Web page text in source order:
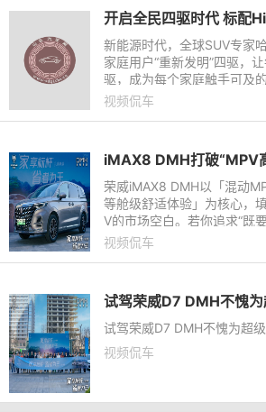
新能源时代，全球SUV专家
家庭用户“重新发明”四驱，
驱，成为每个家庭触手可及
弗品牌开启了“欢迎来到全民
视频侃车
荣威iMAX8 DMH以「混动
等舱级舒适体验」为核心，
V的市场空白。若你追求“既
算”，这款车或许是打破
视频侃车
试驾荣威D7 DMH不愧为超
视频侃车